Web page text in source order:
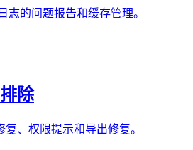
志的问题报告和缓存管理。
除
、权限提示和导出修复。